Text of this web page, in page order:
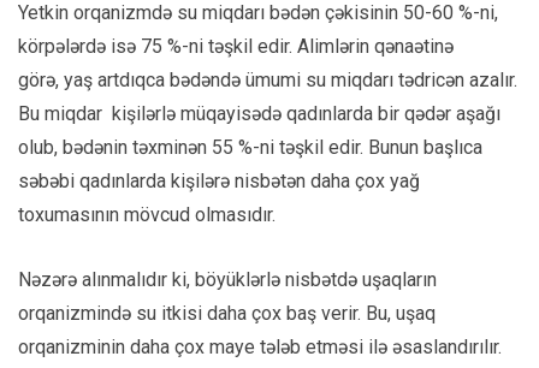
Yetkin orqanizmdə su miqdarı bədən çəkisinin 50-60 %-ni,
körpələrdə isə 75 %-ni təşkil edir. Alimlərin qənaətinə
görə, yaş artdıqca bədəndə ümumi su miqdarı tədricən azalır.
Bu miqdar kişilərlə müqayisədə qadınlarda bir qədər aşağı
olub, bədənin təxminən 55 %-ni təşkil edir. Bunun başlıca
səbəbi qadınlarda kişilərə nisbətən daha çox yağ
toxumasının mövcud olmasıdır.
Nəzərə alınmalıdır ki, böyüklərlə nisbətdə uşaqların
orqanizmində su itkisi daha çox baş verir. Bu, uşaq
orqanizminin daha çox maye tələb etməsi ilə əsaslandırılır.